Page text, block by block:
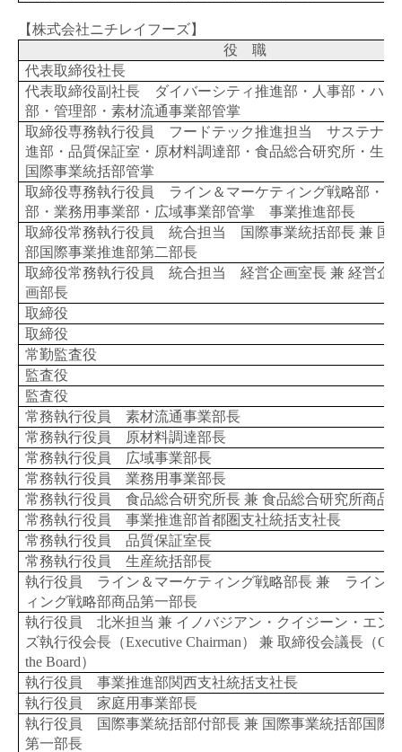
【株式会社ニチレイフーズ】
役 職
代表取締役社長
代表取締役副社長 ダイバーシティ推進部・人事部・ハミ
部・管理部・素材流通事業部管掌
取締役専務執行役員 フードテック推進担当 サステナビ
進部・品質保証室・原材料調達部・食品総合研究所・生産
国際事業統括部管掌
取締役専務執行役員 ライン＆マーケティング戦略部・家
部・業務用事業部・広域事業部管掌 事業推進部長
取締役常務執行役員 統合担当 国際事業統括部長 兼 国
部国際事業推進部第二部長
取締役常務執行役員 統合担当 経営企画室長 兼 経営企
画部長
取締役
取締役
常勤監査役
監査役
監査役
常務執行役員 素材流通事業部長
常務執行役員 原材料調達部長
常務執行役員 広域事業部長
常務執行役員 業務用事業部長
常務執行役員 食品総合研究所長 兼 食品総合研究所商品
常務執行役員 事業推進部首都圏支社統括支社長
常務執行役員 品質保証室長
常務執行役員 生産統括部長
執行役員 ライン＆マーケティング戦略部長 兼 ライン
ィング戦略部商品第一部長
執行役員 北米担当 兼 イノバジアン・クイジーン・エン
ズ執行役会長（Executive Chairman） 兼 取締役会議長（
the Board）
執行役員 事業推進部関西支社統括支社長
執行役員 家庭用事業部長
執行役員 国際事業統括部付部長 兼 国際事業統括部国際
第一部長